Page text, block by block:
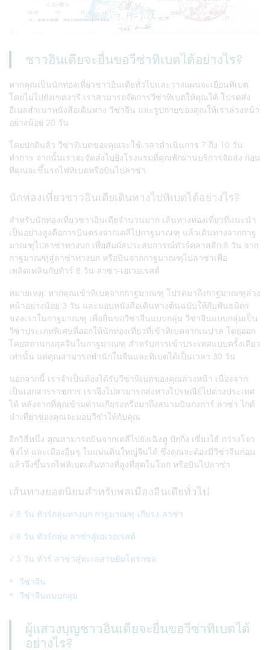
ชาวอินเดียจะยื่นขอวีซ่าทิเบตได้อย่างไร?
หากคุณเป็นนักท่องเที่ยวชาวอินเดียทั่วไปและวางแผนจะเยือนทิเบต
โดยไม่ไปยังเขตงารี เราสามารถจัดการวีซ่าทิเบตให้คุณได้ โปรดส่ง
อีเมลสำเนาหนังสือเดินทาง วีซ่าจีน และรูปถ่ายของคุณให้เราล่วงหน้า
อย่างน้อย 20 วัน
โดยปกติแล้ว วีซ่าทิเบตของคุณจะใช้เวลาดำเนินการ 7 ถึง 10 วัน
ทำการ จากนั้นเราจะจัดส่งไปยังโรงแรมที่คุณพักผ่านบริการจัดส่ง ก่อน
ที่คุณจะขึ้นรถไฟทิเบตหรือบินไปลาซ่า
นักท่องเที่ยวชาวอินเดียเดินทางไปทิเบตได้อย่างไร?
สำหรับนักท่องเที่ยวชาวอินเดียจำนวนมาก เส้นทางท่องเที่ยวที่แนะนำ
เป็นอย่างสูงคือการบินตรงจากเดลีไปกาฐมาณฑุ แล้วเดินทางจากกาฐ
มาณฑุไปลาซ่าทางบก เพื่อสัมผัสประสบการณ์ทัวร์คลาสสิก 8 วัน จาก
กาฐมาณฑุสู่ลาซ่าทางบก หรือบินจากกาฐมาณฑุไปลาซ่าเพื่อ
เพลิดเพลินกับทัวร์ 8 วัน ลาซ่า-เอเวอเรสต์
หมายเหตุ: หากคุณเข้าทิเบตจากกาฐมาณฑุ โปรดมาถึงกาฐมาณฑุล่วง
หน้าอย่างน้อย 3 วัน และมอบหนังสือเดินทางต้นฉบับให้กับพันธมิตร
ของเราในกาฐมาณฑุ เพื่อยื่นขอวีซ่าจีนแบบกลุ่ม วีซ่าจีนแบบกลุ่มเป็น
วีซ่าประเภทพิเศษที่ออกให้นักท่องเที่ยวที่เข้าทิเบตจากเนปาล โดยออก
โดยสถานกงสุลจีนในกาฐมาณฑุ สำหรับการเข้าประเทศแบบครั้งเดียว
เท่านั้น แต่คุณสามารถพำนักในจีนและทิเบตได้เป็นเวลา 30 วัน
นอกจากนี้ เราจำเป็นต้องได้รับวีซ่าทิเบตของคุณล่วงหน้า เนื่องจาก
เป็นเอกสารราชการ เราจึงไม่สามารถส่งทางไปรษณีย์ไปต่างประเทศ
ได้ หลังจากที่คุณข้ามด่านเกียรงหรือมาถึงสนามบินกงการ์ ลาซ่า ไกด์
นำเที่ยวของคุณจะมอบวีซ่าให้กับคุณ
อีกวิธีหนึ่ง คุณสามารถบินจากเดลีไปยังเฉิงตู ปักกิ่ง เซี่ยงไฮ้ กว่างโจว
ชิงไห่ และเมืองอื่นๆ ในแผ่นดินใหญ่จีนได้ ซึ่งคุณจะต้องมีวีซ่าจีนก่อน
แล้วจึงขึ้นรถไฟทิเบตเส้นทางที่สูงที่สุดในโลก หรือบินไปลาซ่า
เส้นทางยอดนิยมสำหรับพลเมืองอินเดียทั่วไป
√ 8 วัน ทัวร์กลุ่มทางบก กาฐมาณฑุ-เกียรง-ลาซ่า
√ 8 วัน ทัวร์กลุ่ม ลาซ่าสู่เอเวอเรสต์
√ 5 วัน ทัวร์ ลาซ่าสู่ทะเลสาบยัมโตรกซอ
วีซ่าจีน
วีซ่าจีนแบบกลุ่ม
ผู้แสวงบุญชาวอินเดียจะยื่นขอวีซ่าทิเบตได้
อย่างไร?